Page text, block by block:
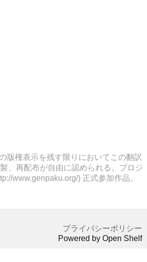
版権表示を残す限りにおいてこの翻訳
、再配布が自由に認められる。プロジ
www.genpaku.org/) 正式参加作品。
プライバシーポリシー
Powered by Open Shelf